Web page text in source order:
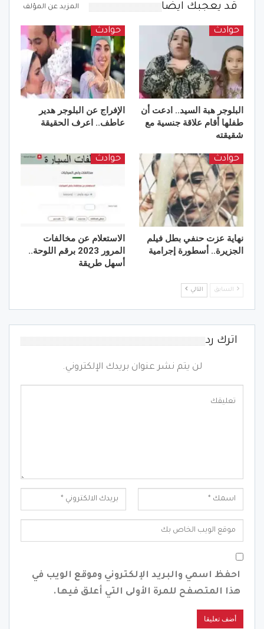
قد يعجبك ايضا المزيد عن المؤلف
حوادث
البلوجر هبة السيد.. ادعت أن
طفلها أقام علاقة جنسية مع
شقيقته
حوادث
الإفراج عن البلوجر هدير
عاطف.. اعرف الحقيقة
حوادث
نهاية عزت حنفي بطل فيلم
الجزيرة.. أسطورة إجرامية
حوادث
الاستعلام عن مخالفات
المرور 2023 برقم اللوحة..
أسهل طريقة
السابق التالي
اترك رد
لن يتم نشر عنوان بريدك الإلكتروني.
احفظ اسمي والبريد الإلكتروني وموقع الويب في
هذا المتصفح للمرة الأولى التي أعلق فيها.